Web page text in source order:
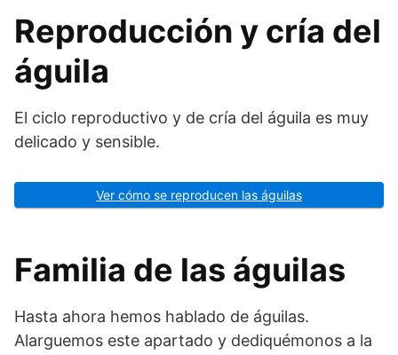
Reproducción y cría del
águila
El ciclo reproductivo y de cría del águila es muy
delicado y sensible.
Ver cómo se reproducen las águilas
Familia de las águilas
Hasta ahora hemos hablado de águilas.
Alarguemos este apartado y dediquémonos a la